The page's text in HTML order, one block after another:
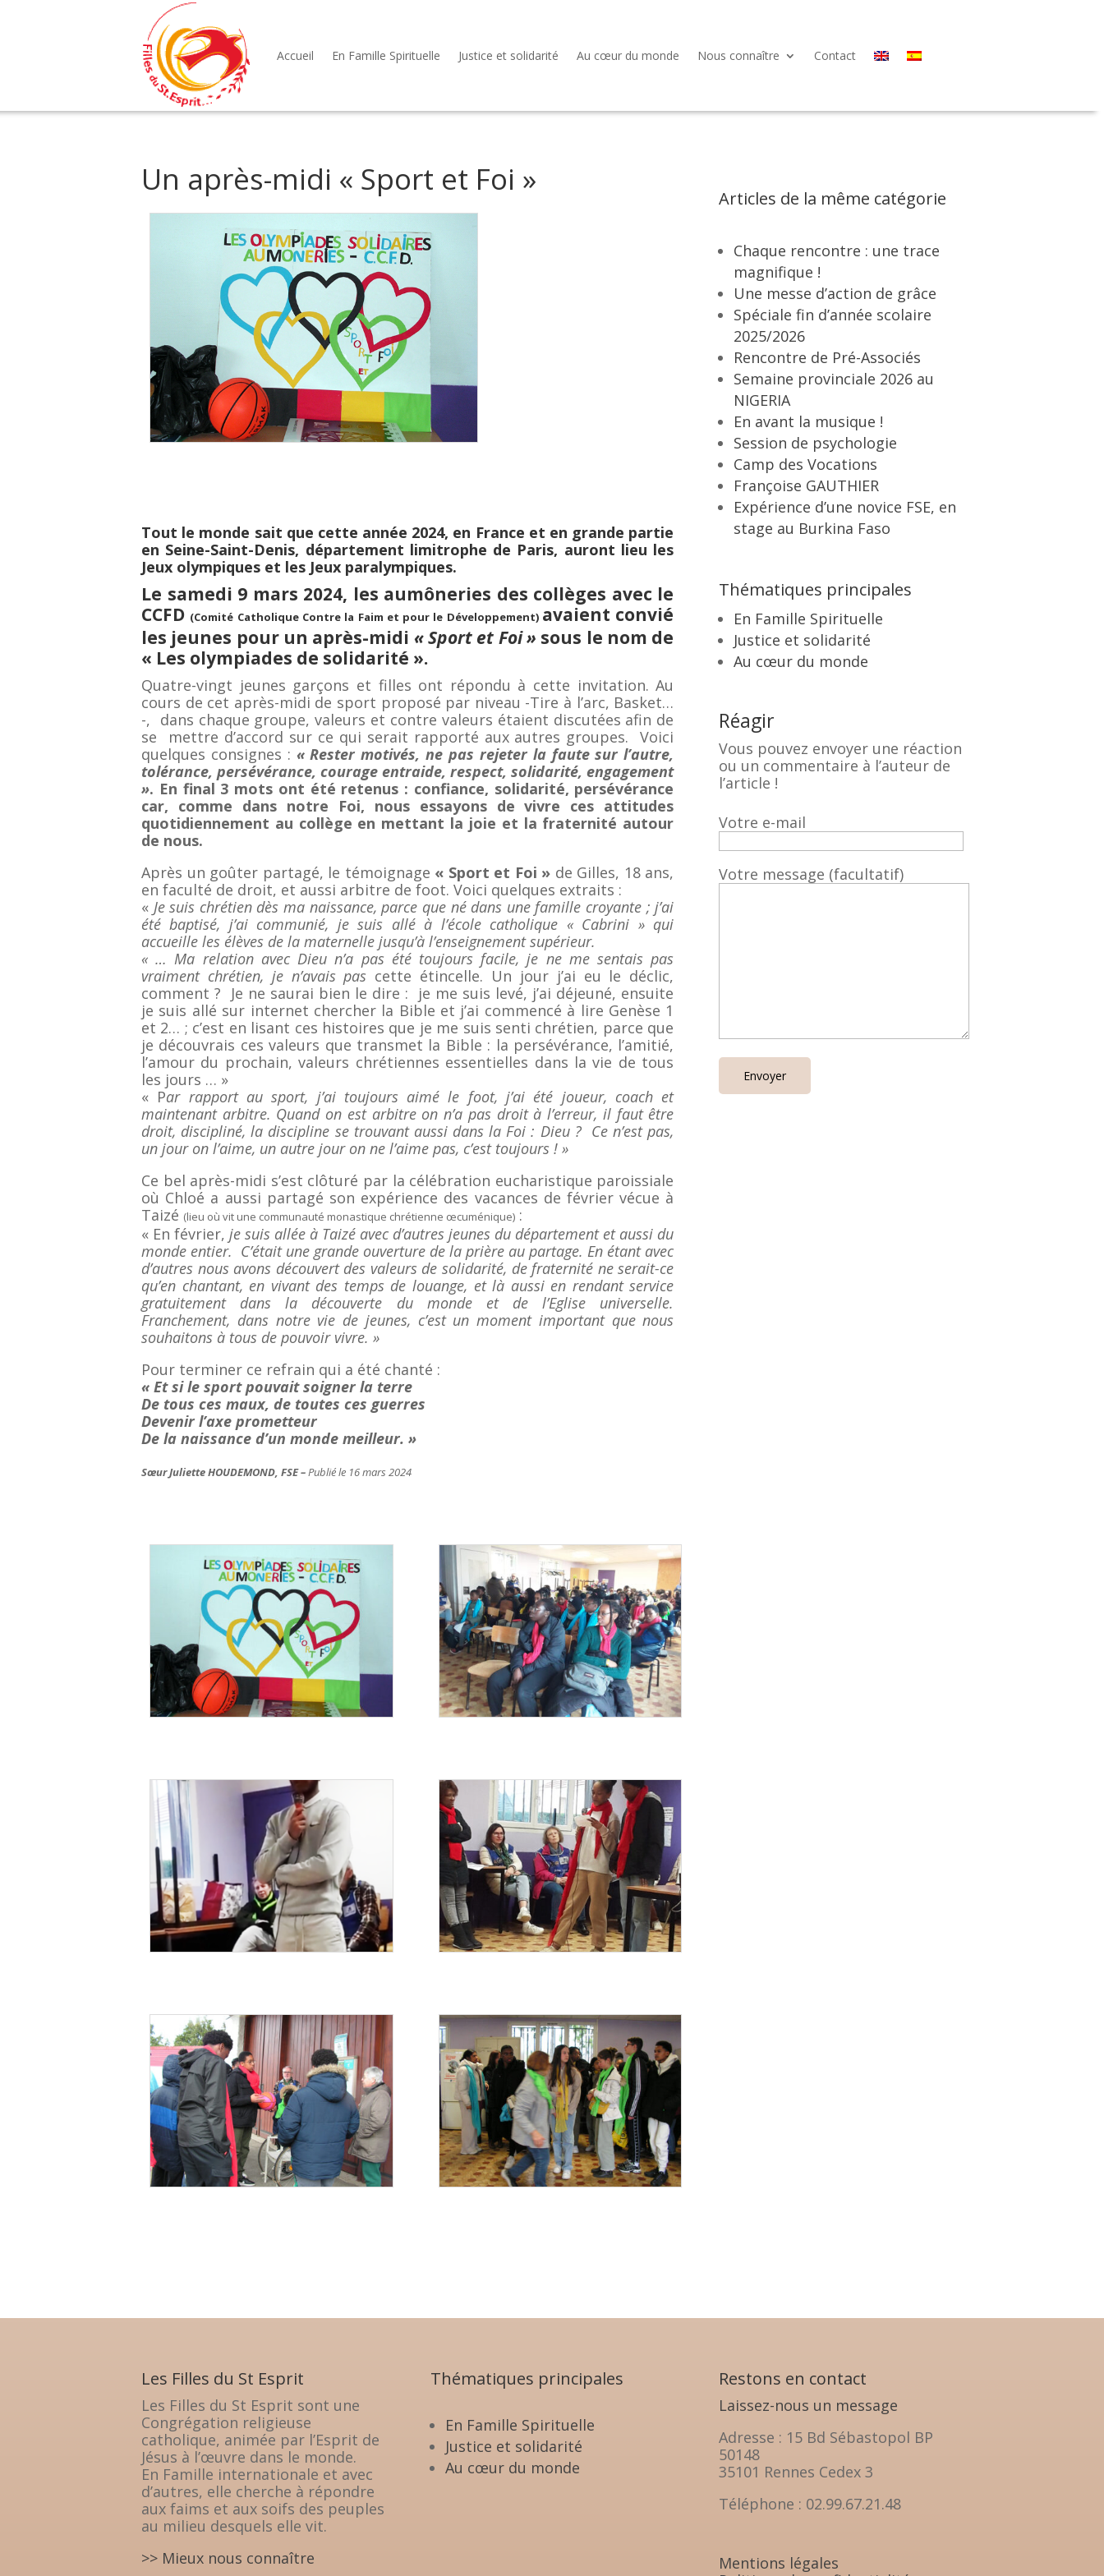
Accueil En Famille Spirituelle Justice et solidarité Au cœur du monde Nous connaître Contact
Un après-midi « Sport et Foi »
Tout le monde sait que cette année 2024, en France et en grande partie
en Seine-Saint-Denis, département limitrophe de Paris, auront lieu les
Jeux olympiques et les Jeux paralympiques.
Le samedi 9 mars 2024, les aumôneries des collèges avec le
CCFD (Comité Catholique Contre la Faim et pour le Développement) avaient convié
les jeunes pour un après-midi « Sport et Foi » sous le nom de
« Les olympiades de solidarité ».
Quatre-vingt jeunes garçons et filles ont répondu à cette invitation. Au
cours de cet après-midi de sport proposé par niveau -Tire à l’arc, Basket…
-, dans chaque groupe, valeurs et contre valeurs étaient discutées afin de
se mettre d’accord sur ce qui serait rapporté aux autres groupes. Voici
quelques consignes : « Rester motivés, ne pas rejeter la faute sur l’autre,
tolérance, persévérance, courage entraide, respect, solidarité, engagement
». En final 3 mots ont été retenus : confiance, solidarité, persévérance
car, comme dans notre Foi, nous essayons de vivre ces attitudes
quotidiennement au collège en mettant la joie et la fraternité autour
de nous.
Après un goûter partagé, le témoignage « Sport et Foi » de Gilles, 18 ans,
en faculté de droit, et aussi arbitre de foot. Voici quelques extraits :
« Je suis chrétien dès ma naissance, parce que né dans une famille croyante ; j’ai
été baptisé, j’ai communié, je suis allé à l’école catholique « Cabrini » qui
accueille les élèves de la maternelle jusqu’à l’enseignement supérieur.
« … Ma relation avec Dieu n’a pas été toujours facile, je ne me sentais pas
vraiment chrétien, je n’avais pas cette étincelle. Un jour j’ai eu le déclic,
comment ? Je ne saurai bien le dire : je me suis levé, j’ai déjeuné, ensuite
je suis allé sur internet chercher la Bible et j’ai commencé à lire Genèse 1
et 2… ; c’est en lisant ces histoires que je me suis senti chrétien, parce que
je découvrais ces valeurs que transmet la Bible : la persévérance, l’amitié,
l’amour du prochain, valeurs chrétiennes essentielles dans la vie de tous
les jours … »
« Par rapport au sport, j’ai toujours aimé le foot, j’ai été joueur, coach et
maintenant arbitre. Quand on est arbitre on n’a pas droit à l’erreur, il faut être
droit, discipliné, la discipline se trouvant aussi dans la Foi : Dieu ? Ce n’est pas,
un jour on l’aime, un autre jour on ne l’aime pas, c’est toujours ! »
Ce bel après-midi s’est clôturé par la célébration eucharistique paroissiale
où Chloé a aussi partagé son expérience des vacances de février vécue à
Taizé (lieu où vit une communauté monastique chrétienne œcuménique) :
« En février,je suis allée à Taizé avec d’autres jeunes du département et aussi du
monde entier. C’était une grande ouverture de la prière au partage. En étant avec
d’autres nous avons découvert des valeurs de solidarité, de fraternité ne serait-ce
qu’en chantant, en vivant des temps de louange, et là aussi en rendant service
gratuitement dans la découverte du monde et de l’Eglise universelle.
Franchement, dans notre vie de jeunes, c’est un moment important que nous
souhaitons à tous de pouvoir vivre. »
Pour terminer ce refrain qui a été chanté :
« Et si le sport pouvait soigner la terre
De tous ces maux, de toutes ces guerres
Devenir l’axe prometteur
De la naissance d’un monde meilleur. »
Sœur Juliette HOUDEMOND, FSE –Publié le 16 mars 2024
Articles de la même catégorie
Chaque rencontre : une trace
magnifique !
Une messe d’action de grâce
Spéciale fin d’année scolaire
2025/2026
Rencontre de Pré-Associés
Semaine provinciale 2026 au
NIGERIA
En avant la musique !
Session de psychologie
Camp des Vocations
Françoise GAUTHIER
Expérience d’une novice FSE, en
stage au Burkina Faso
Thématiques principales
En Famille Spirituelle
Justice et solidarité
Au cœur du monde
Réagir
Vous pouvez envoyer une réaction
ou un commentaire à l’auteur de
l’article !
Votre e-mail
Votre message (facultatif)
Les Filles du St Esprit
Les Filles du St Esprit sont une
Congrégation religieuse
catholique, animée par l’Esprit de
Jésus à l’œuvre dans le monde.
En Famille internationale et avec
d’autres, elle cherche à répondre
aux faims et aux soifs des peuples
au milieu desquels elle vit.
>> Mieux nous connaître
Thématiques principales
En Famille Spirituelle
Justice et solidarité
Au cœur du monde
Restons en contact
Laissez-nous un message
Adresse : 15 Bd Sébastopol BP
50148
35101 Rennes Cedex 3
Téléphone : 02.99.67.21.48
Mentions légales